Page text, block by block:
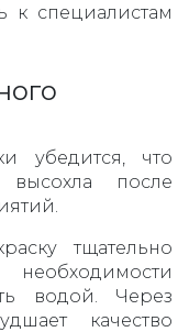
к специалистам
убедится, что
высохла после
тщательно
водой. Через
качество